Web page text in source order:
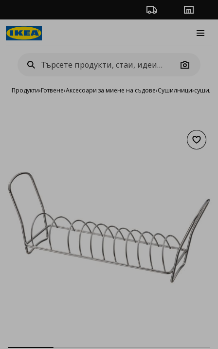
Проследяване на
Camera
Продукти›Готвене›Аксесоари за миене на съдове›Сушилници›